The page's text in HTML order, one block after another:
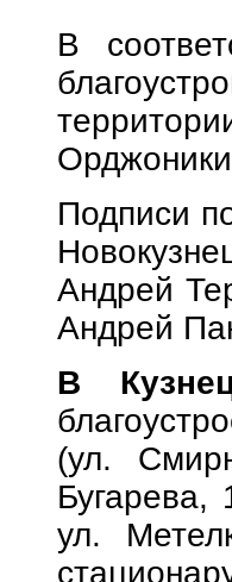
В
Подписи
Андрей
Андрей
В
(ул.
ул.